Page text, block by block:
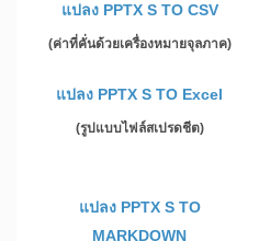
แปลง PPTX S TO CSV
(ค่าที่คั่นด้วยเครื่องหมายจุลภาค)
แปลง PPTX S TO Excel
(รูปแบบไฟล์สเปรดชีต)
แปลง PPTX S TO
MARKDOWN